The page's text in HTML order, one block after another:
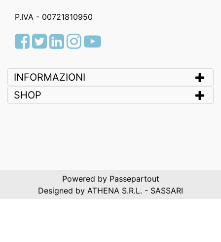
P.IVA - 00721810950
Facebook
TwitterLinkedInInstagram
Youtube
INFORMAZIONI
SHOP
Powered by Passepartout
Designed by ATHENA S.R.L. - SASSARI